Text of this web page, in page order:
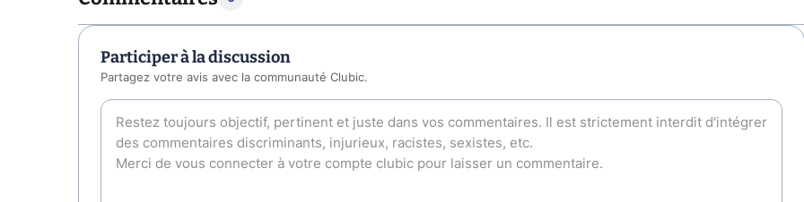
Participer à la discussion
Partagez votre avis avec la communauté Clubic.